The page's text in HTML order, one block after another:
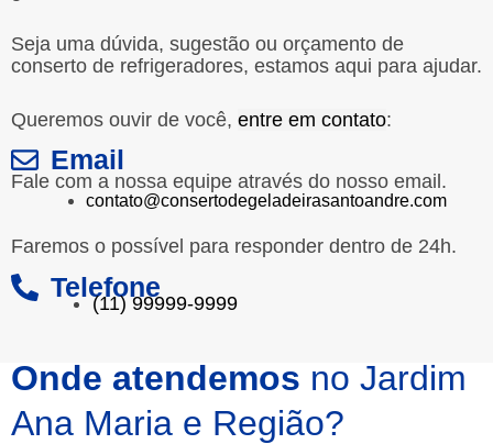
Seja uma dúvida, sugestão ou orçamento de
conserto de refrigeradores, estamos aqui para ajudar.
Queremos ouvir de você, entre em contato:
Email
Fale com a nossa equipe através do nosso email.
contato@consertodegeladeirasantoandre.com
Faremos o possível para responder dentro de 24h.
Telefone
(11) 99999-9999
Onde atendemos no Jardim
Ana Maria e Região?